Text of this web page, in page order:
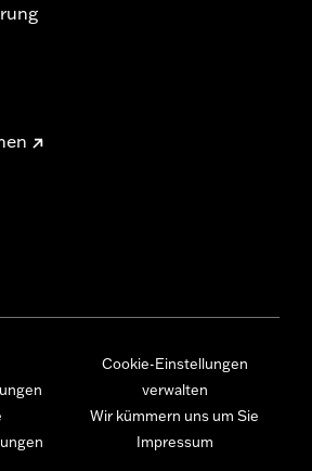
Cookie-Einstellungen
verwalten
Wir kümmern uns um Sie
Impressum